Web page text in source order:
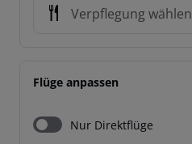
Verpflegung wählen
Flüge anpassen
Nur Direktflüge